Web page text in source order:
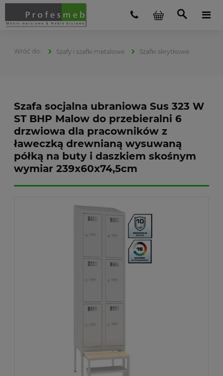
Szafy i szafki metalowe Szafki skrytkowe
Szafa socjalna ubraniowa Sus 323 W
ST BHP Malow do przebieralni 6
drzwiowa dla pracowników z
ławeczką drewnianą wysuwaną
półką na buty i daszkiem skośnym
wymiar 239x60x74,5cm